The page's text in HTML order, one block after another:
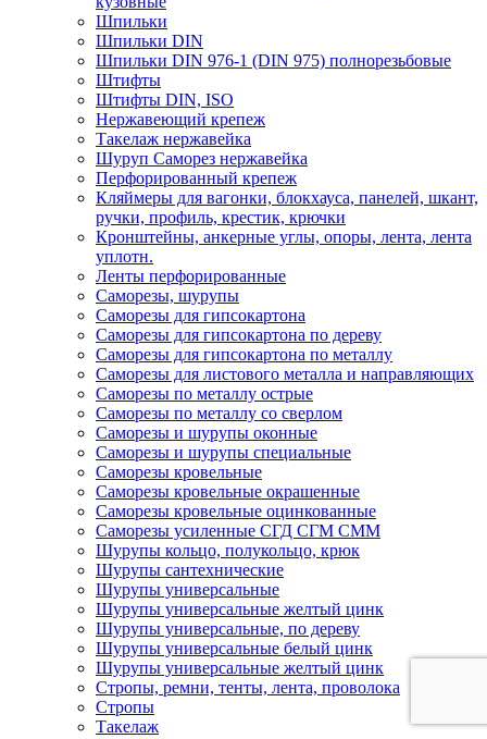
Шпильки
Шпильки DIN
Шпильки DIN 976-1 (DIN 975) полнорезьбовые
Штифты
Штифты DIN, ISO
Нержавеющий крепеж
Такелаж нержавейка
Шуруп Саморез нержавейка
Перфорированный крепеж
Кляймеры для вагонки, блокхауса, панелей, шкант,
ручки, профиль, крестик, крючки
Кронштейны, анкерные углы, опоры, лента, лента
уплотн.
Ленты перфорированные
Саморезы, шурупы
Саморезы для гипсокартона
Саморезы для гипсокартона по дереву
Саморезы для гипсокартона по металлу
Саморезы для листового металла и направляющих
Саморезы по металлу острые
Саморезы по металлу со сверлом
Саморезы и шурупы оконные
Саморезы и шурупы специальные
Саморезы кровельные
Саморезы кровельные окрашенные
Саморезы кровельные оцинкованные
Саморезы усиленные СГД СГМ СММ
Шурупы кольцо, полукольцо, крюк
Шурупы сантехнические
Шурупы универсальные
Шурупы универсальные желтый цинк
Шурупы универсальные, по дереву
Шурупы универсальные белый цинк
Шурупы универсальные желтый цинк
Стропы, ремни, тенты, лента, проволока
Стропы
Такелаж